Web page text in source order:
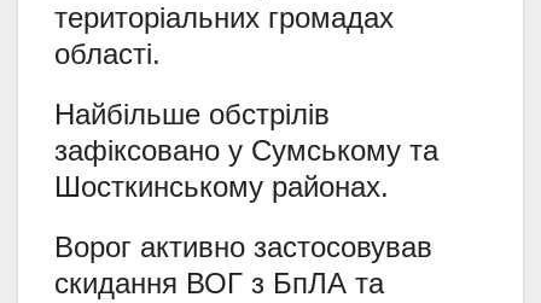
територіальних громадах
області.
Найбільше обстрілів
зафіксовано у Сумському та
Шосткинському районах.
Ворог активно застосовував
скидання ВОГ з БпЛА та